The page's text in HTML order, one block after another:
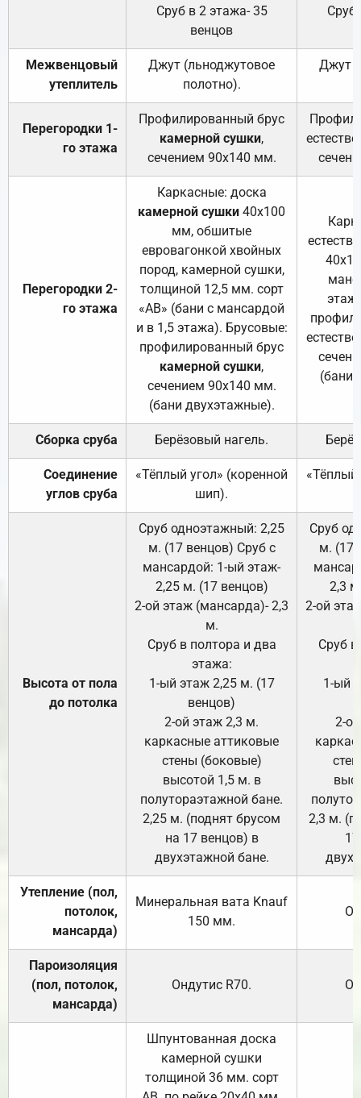
Сруб в 2 этажа- 35
венцов
Сруб
Межвенцовый
утеплитель
Джут (льноджутовое
полотно).
Джут
Перегородки 1-
го этажа
Профилированный брус
камерной сушки,
сечением 90х140 мм.
Перегородки 2-
го этажа
Каркасные: доска
камерной сушки 40х100
мм, обшитые
евровагонкой хвойных
пород, камерной сушки,
толщиной 12,5 мм. сорт
«АВ» (бани с мансардой
и в 1,5 этажа). Брусовые:
профилированный брус
камерной сушки,
сечением 90х140 мм.
(бани двухэтажные).
(бани
Сборка сруба Берёзовый нагель.
Соединение
углов сруба
«Тёплый угол» (коренной
шип).
«Тёплый
Высота от пола
до потолка
Сруб одноэтажный: 2,25
м. (17 венцов) Сруб с
мансардой: 1-ый этаж-
2,25 м. (17 венцов)
2-ой этаж (мансарда)- 2,3
м.
Сруб в полтора и два
этажа:
1-ый этаж 2,25 м. (17
венцов)
2-ой этаж 2,3 м.
каркасные аттиковые
стены (боковые)
высотой 1,5 м. в
полутораэтажной бане.
2,25 м. (поднят брусом
на 17 венцов) в
двухэтажной бане.
Сруб
м. (17
2,3
2-ой
Сруб
1-ый
2-
2,3 м.
Утепление (пол,
потолок,
мансарда)
Минеральная вата Knauf
150 мм.
Пароизоляция
(пол, потолок,
мансарда)
Ондутис R70.
Шпунтованная доска
камерной сушки
толщиной 36 мм. сорт